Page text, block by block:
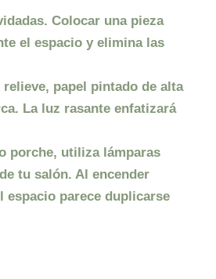
Colocar una pieza
el espacio y elimina las
papel pintado de alta
La luz rasante enfatizará
porche, utiliza lámparas
tu salón. Al encender
espacio parece duplicarse